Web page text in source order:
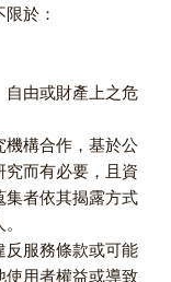
於：
自由或財產上之危
構合作，基於公
而有必要，且資
集者依其揭露方式
反服務條款或可能
使用者權益或導致